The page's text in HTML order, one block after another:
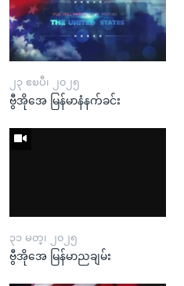
၂၃ ဧၿပီ၊ ၂၀၂၅
ဗွီအိုအေ မြန်မာနံနက်ခင်း
၃၁ မတ္၊ ၂၀၂၅
ဗွီအိုအေ မြန်မာညချမ်း